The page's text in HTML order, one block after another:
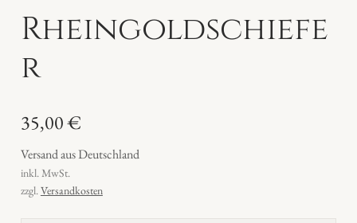
Rheingoldschiefe
r
35,00€
Versand aus Deutschland
inkl. MwSt.
zzgl.Versandkosten